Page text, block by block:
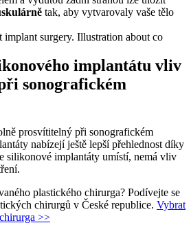
tak, aby vytvarovaly vaše tělo
implantátu vliv
sonografickém
prosvítitelný při sonografickém
nabízejí ještě lepší přehlednost díky
silikonové implantáty umístí, nemá vliv
plastického chirurga? Podívejte se
chirurgů v České republice. Vybrat
>>